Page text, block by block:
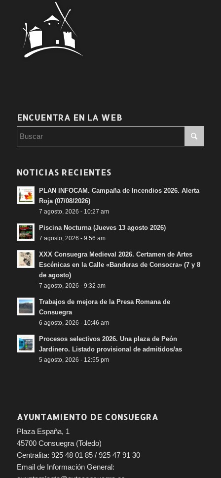
ENCUENTRA EN LA WEB
NOTICIAS RECIENTES
PLAN INFOCAM. Campaña de Incendios 2026. Alerta
Roja (07/08/2026)
7 agosto, 2026 - 10:27 am
Piscina Nocturna (Jueves 13 agosto 2026)
7 agosto, 2026 - 9:56 am
XXX Consuegra Medieval 2026. Certamen de Artes
Escénicas en la Calle «Banderas de Consocra» (7 y 8
de agosto)
7 agosto, 2026 - 9:32 am
Trabajos de mejora de la Presa Romana de
Consuegra
6 agosto, 2026 - 10:46 am
Procesos selectivos 2026. Una plaza de Peón
Jardinero. Listado provisional de admitidos/as
5 agosto, 2026 - 12:55 pm
AYUNTAMIENTO DE CONSUEGRA
Plaza España, 1
45700 Consuegra (Toledo)
Centralita: 925 48 01 85 / 925 47 91 30
Email de Información General: